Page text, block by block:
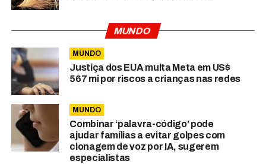
MUNDO
MUNDO
Justiça dos EUA multa Meta em US$
567 mi por riscos a crianças nas redes
MUNDO
Combinar ‘palavra-código’ pode
ajudar famílias a evitar golpes com
clonagem de voz por IA, sugerem
especialistas